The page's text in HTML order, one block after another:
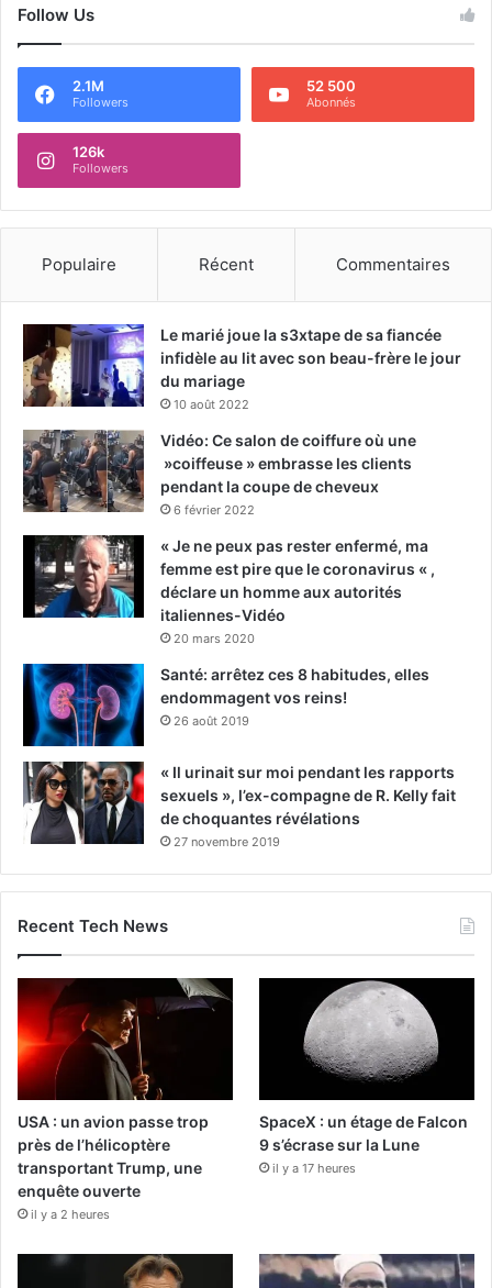
Follow Us
2.1M
Followers
52 500
Abonnés
126k
Followers
Populaire Récent Commentaires
Le marié joue la s3xtape de sa fiancée
infidèle au lit avec son beau-frère le jour
du mariage
10 août 2022
Vidéo: Ce salon de coiffure où une
»coiffeuse » embrasse les clients
pendant la coupe de cheveux
6 février 2022
« Je ne peux pas rester enfermé, ma
femme est pire que le coronavirus « ,
déclare un homme aux autorités
italiennes-Vidéo
20 mars 2020
Santé: arrêtez ces 8 habitudes, elles
endommagent vos reins!
26 août 2019
« Il urinait sur moi pendant les rapports
sexuels », l’ex-compagne de R. Kelly fait
de choquantes révélations
27 novembre 2019
Recent Tech News
USA : un avion passe trop
près de l’hélicoptère
transportant Trump, une
enquête ouverte
il y a 2 heures
SpaceX : un étage de Falcon
9 s’écrase sur la Lune
il y a 17 heures